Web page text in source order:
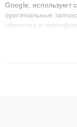
Google, используют
оригинальные
обучение и
сохранением